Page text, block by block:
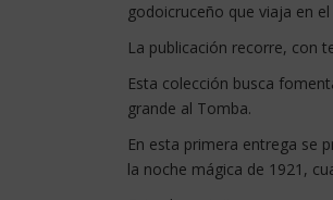
godoicruceño que viaja en
La publicación recorre, con
Esta colección busca
grande al Tomba.
En esta primera entrega se
la noche mágica de 1921,